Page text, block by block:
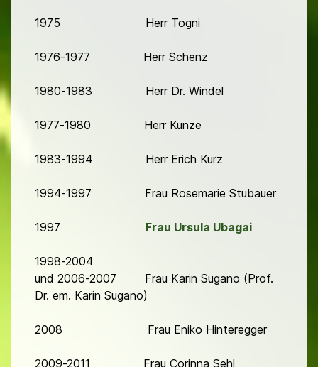
1975 Herr Togni
1976-1977 Herr Schenz
1980-1983 Herr Dr. Windel
1977-1980 Herr Kunze
1983-1994 Herr Erich Kurz
1994-1997 Frau Rosemarie Stubauer
1997 Frau Ursula Ubagai
1998-2004
und 2006-2007 Frau Karin Sugano (Prof.
Dr. em. Karin Sugano)
2008 Frau Eniko Hinteregger
2009-2011 Frau Corinna Sehl